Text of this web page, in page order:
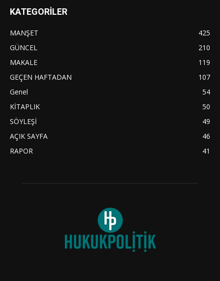
KATEGORİLER
MANŞET
425
GÜNCEL
210
MAKALE
119
GEÇEN HAFTADAN
107
Genel
54
KİTAPLIK
50
SÖYLEŞİ
49
AÇIK SAYFA
46
RAPOR
41